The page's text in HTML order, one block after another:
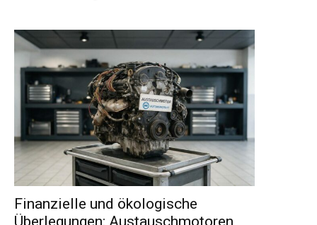
Finanzielle und ökologische
Überlegungen: Austauschmotoren